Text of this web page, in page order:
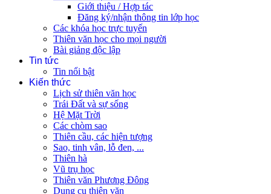
Giới thiệu / Hợp tác
Đăng ký/nhận thông tin lớp học
Các khóa học trực tuyến
Thiên văn học cho mọi người
Bài giảng độc lập
Tin tức
Tin nổi bật
Kiến thức
Lịch sử thiên văn học
Trái Đất và sự sống
Hệ Mặt Trời
Các chòm sao
Thiên cầu, các hiện tượng
Sao, tinh vân, lỗ đen, ...
Thiên hà
Vũ trụ học
Thiên văn Phương Đông
Dụng cụ thiên văn